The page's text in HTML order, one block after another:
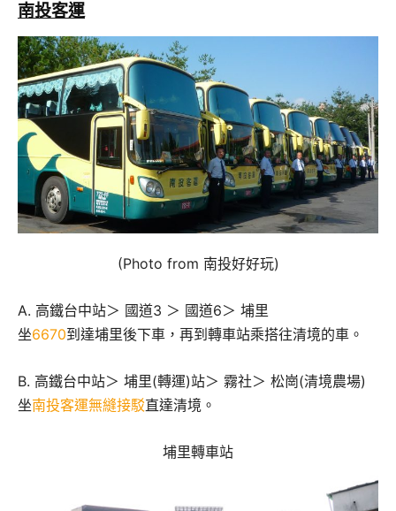
南投客運
(Photo from 南投好好玩)
A. 高鐵台中站＞ 國道3 ＞ 國道6＞ 埔里
坐6670到達埔里後下車，再到轉車站乘搭往清境的車。
B. 高鐵台中站＞ 埔里(轉運)站＞ 霧社＞ 松崗(清境農場)
坐南投客運無縫接駁直達清境。
埔里轉車站